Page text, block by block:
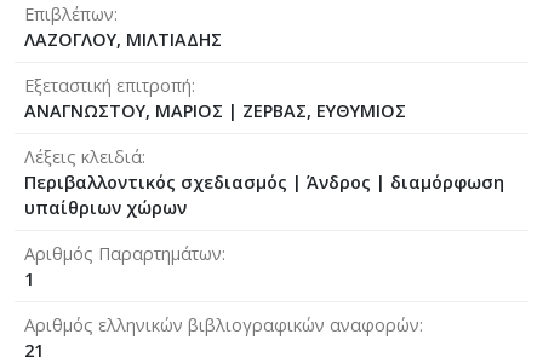
Επιβλέπων
ΛΑΖΟΓΛΟΥ, ΜΙΛΤΙΑΔΗΣ
Εξεταστική επιτροπή
ΑΝΑΓΝΩΣΤΟΥ, ΜΑΡΙΟΣ | ΖΕΡΒΑΣ, ΕΥΘΥΜΙΟΣ
Λέξεις κλειδιά
Περιβαλλοντικός σχεδιασμός | Άνδρος | διαμόρφωση
υπαίθριων χώρων
Αριθμός Παραρτημάτων
1
Αριθμός ελληνικών βιβλιογραφικών αναφορών
21